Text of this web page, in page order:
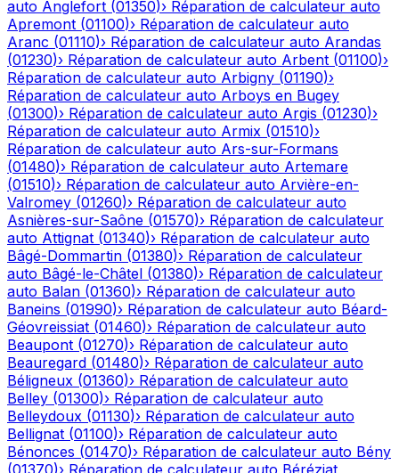
auto Anglefort (01350)› Réparation de calculateur auto
Apremont (01100)› Réparation de calculateur auto
Aranc (01110)› Réparation de calculateur auto Arandas
(01230)› Réparation de calculateur auto Arbent (01100)›
Réparation de calculateur auto Arbigny (01190)›
Réparation de calculateur auto Arboys en Bugey
(01300)› Réparation de calculateur auto Argis (01230)›
Réparation de calculateur auto Armix (01510)›
Réparation de calculateur auto Ars-sur-Formans
(01480)› Réparation de calculateur auto Artemare
(01510)› Réparation de calculateur auto Arvière-en-
Valromey (01260)› Réparation de calculateur auto
Asnières-sur-Saône (01570)› Réparation de calculateur
auto Attignat (01340)› Réparation de calculateur auto
Bâgé-Dommartin (01380)› Réparation de calculateur
auto Bâgé-le-Châtel (01380)› Réparation de calculateur
auto Balan (01360)› Réparation de calculateur auto
Baneins (01990)› Réparation de calculateur auto Béard-
Géovreissiat (01460)› Réparation de calculateur auto
Beaupont (01270)› Réparation de calculateur auto
Beauregard (01480)› Réparation de calculateur auto
Béligneux (01360)› Réparation de calculateur auto
Belley (01300)› Réparation de calculateur auto
Belleydoux (01130)› Réparation de calculateur auto
Bellignat (01100)› Réparation de calculateur auto
Bénonces (01470)› Réparation de calculateur auto Bény
(01370)› Réparation de calculateur auto Béréziat